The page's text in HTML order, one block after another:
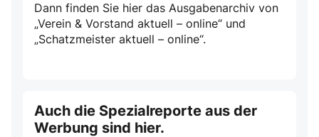
Dann finden Sie hier das Ausgabenarchiv von
„Verein & Vorstand aktuell – online“ und
„Schatzmeister aktuell – online“.
Auch die Spezialreporte aus der
Werbung sind hier.